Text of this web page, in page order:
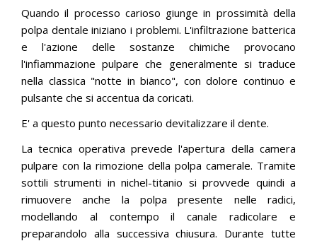
Quando il processo carioso giunge in prossimità della
polpa dentale iniziano i problemi. L'infiltrazione batterica
e l'azione delle sostanze chimiche provocano
l'infiammazione pulpare che generalmente si traduce
nella classica "notte in bianco", con dolore continuo e
pulsante che si accentua da coricati.
E' a questo punto necessario devitalizzare il dente.
La tecnica operativa prevede l'apertura della camera
pulpare con la rimozione della polpa camerale. Tramite
sottili strumenti in nichel-titanio si provvede quindi a
rimuovere anche la polpa presente nelle radici,
modellando al contempo il canale radicolare e
preparandolo alla successiva chiusura. Durante tutte